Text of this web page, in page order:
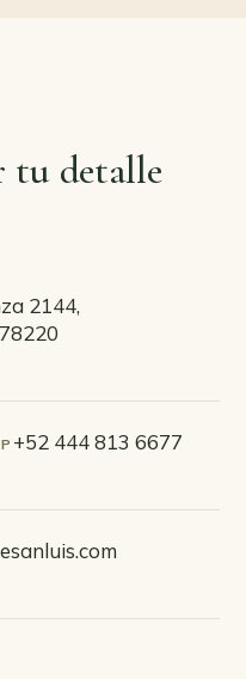
tu detalle
2144,
+52 444 813 6677